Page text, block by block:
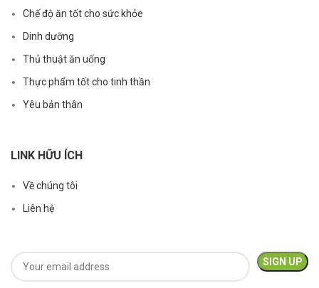
Chế độ ăn tốt cho sức khỏe
Dinh dưỡng
Thủ thuật ăn uống
Thực phẩm tốt cho tinh thần
Yêu bản thân
LINK HỮU ÍCH
Về chúng tôi
Liên hệ